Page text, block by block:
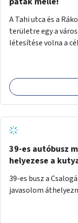
A Tahi utca és a
területre egy a
létesítése volna a
39-es autóbusz
helyezese a
39-es busz a
javasolom